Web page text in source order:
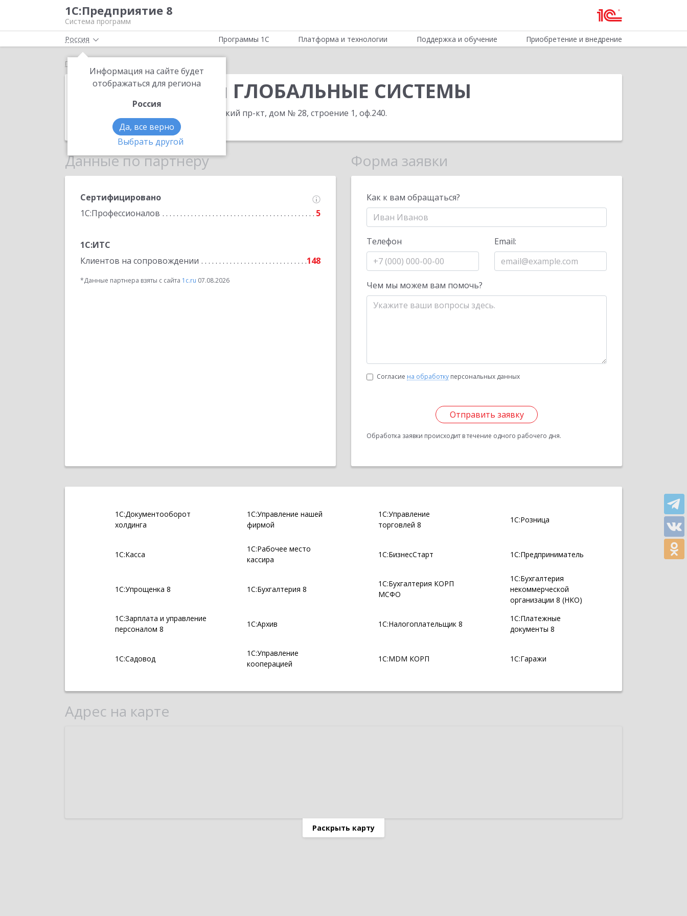
1С:Предприятие 8
Система программ
Россия
Информация на сайте будет
отображаться для региона
Россия
Да, все верно
Выбрать другой
Программы 1С Платформа и технологии Поддержка и обучение Приобретение и внедрение
Главная
1С:Франчайзи ГЛОБАЛЬНЫЕ СИСТЕМЫ
109316, Москва г, Волгоградский пр-кт, дом № 28, строение 1, оф.240.
Телефон: (495) 925-7554
Данные по партнеру
Сертифицировано
1С:Профессионалов
5
1С:ИТС
Клиентов на сопровождении
148
*Данные партнера взяты с сайта 1c.ru 07.08.2026
Форма заявки
Как к вам обращаться?
Телефон Email:
Чем мы можем вам помочь?
Согласие на обработку персональных данных
Отправить заявку
Обработка заявки происходит в течение одного рабочего дня.
1С:Документооборот
холдинга
1С:Управление нашей
фирмой
1С:Управление
торговлей 8
1С:Розница
1С:Касса
1С:Рабочее место
кассира
1С:БизнесСтарт 1С:Предприниматель
1С:Упрощенка 8 1С:Бухгалтерия 8
1С:Бухгалтерия КОРП
МСФО
1С:Бухгалтерия
некоммерческой
организации 8 (НКО)
1С:Зарплата и управление
персоналом 8
1С:Архив 1С:Налогоплательщик 8
1С:Платежные
документы 8
1С:Садовод
1С:Управление
кооперацией
1С:MDM КОРП 1С:Гаражи
Адрес на карте
Раскрыть карту